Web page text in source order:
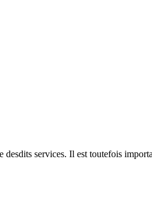
services. Il est toutefois